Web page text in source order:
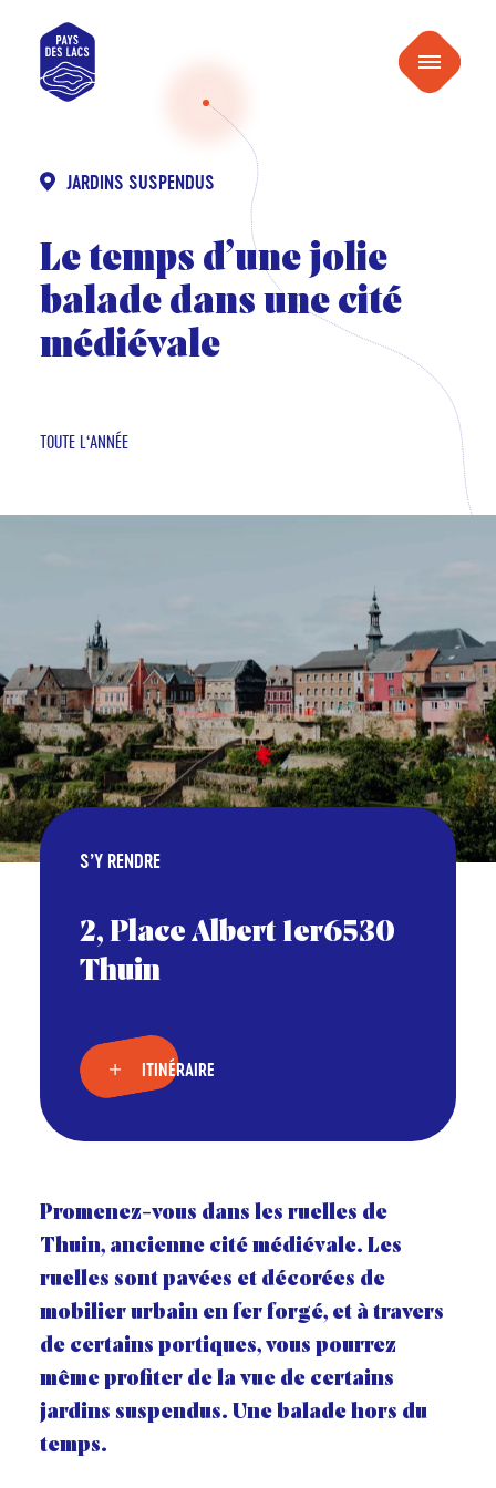
Pays
des
Menu
JARDINS SUSPENDUS
Le temps d’une jolie
balade dans une cité
médiévale
TOUTE L‘ANNÉE
S’Y RENDRE
2, Place Albert 1er6530
Thuin
ITINÉRAIRE
Promenez-vous dans les ruelles de
Thuin, ancienne cité médiévale. Les
ruelles sont pavées et décorées de
mobilier urbain en fer forgé, et à travers
de certains portiques, vous pourrez
même profiter de la vue de certains
jardins suspendus. Une balade hors du
temps.